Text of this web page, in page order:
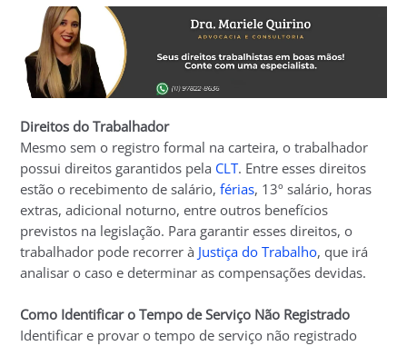
Direitos do Trabalhador
Mesmo sem o registro formal na carteira, o trabalhador
possui direitos garantidos pela CLT. Entre esses direitos
estão o recebimento de salário,férias, 13º salário, horas
extras, adicional noturno, entre outros benefícios
previstos na legislação. Para garantir esses direitos, o
trabalhador pode recorrer à Justiça do Trabalho, que irá
analisar o caso e determinar as compensações devidas.
Como Identificar o Tempo de Serviço Não Registrado
Identificar e provar o tempo de serviço não registrado